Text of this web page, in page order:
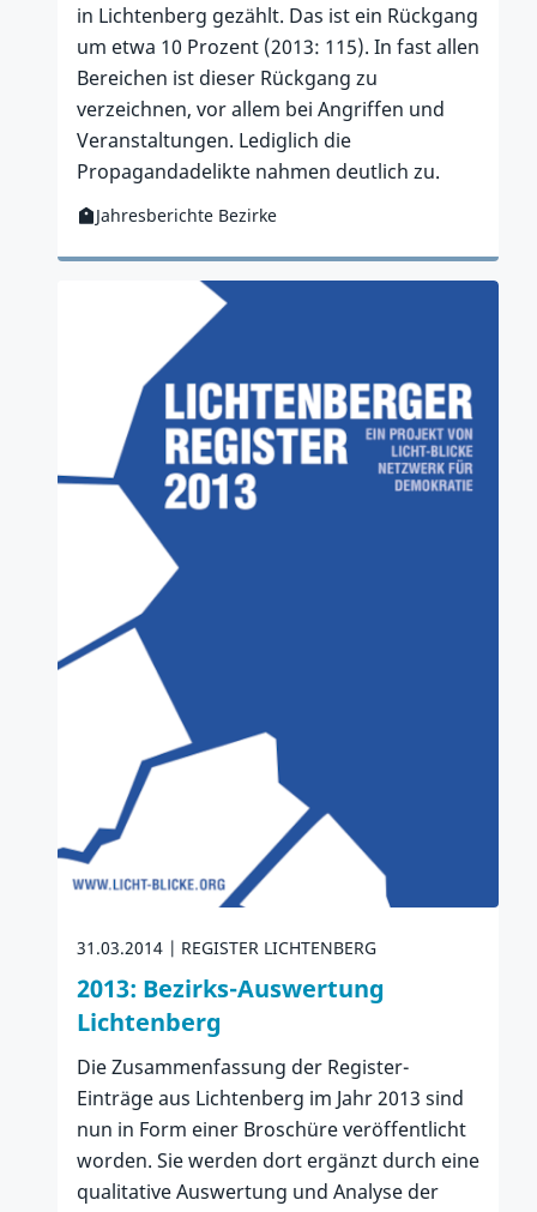
in Lichtenberg gezählt. Das ist ein Rückgang
um etwa 10 Prozent (2013: 115). In fast allen
Bereichen ist dieser Rückgang zu
verzeichnen, vor allem bei Angriffen und
Veranstaltungen. Lediglich die
Propagandadelikte nahmen deutlich zu.
Kategorie:
Jahresberichte Bezirke
Zur Publikation
31.03.2014 REGISTER LICHTENBERG
2013: Bezirks-Auswertung
Lichtenberg
Die Zusammenfassung der Register-
Einträge aus Lichtenberg im Jahr 2013 sind
nun in Form einer Broschüre veröffentlicht
worden. Sie werden dort ergänzt durch eine
qualitative Auswertung und Analyse der